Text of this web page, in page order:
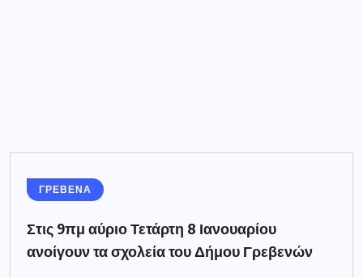
ΓΡΕΒΕΝΑ
Στις 9πμ αύριο Τετάρτη 8 Ιανουαρίου
ανοίγουν τα σχολεία του Δήμου Γρεβενών